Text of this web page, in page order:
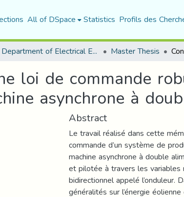
All of DSpace Statistics Profils des
Department of Electrical Engineering Master Thesis
loi de commande
asynchrone à
Abstract
Le travail réalisé dans cette
commande d’un système de
machine asynchrone à double
et pilotée à travers les
bidirectionnel appelé l’onduleur.
généralités sur l’énergie